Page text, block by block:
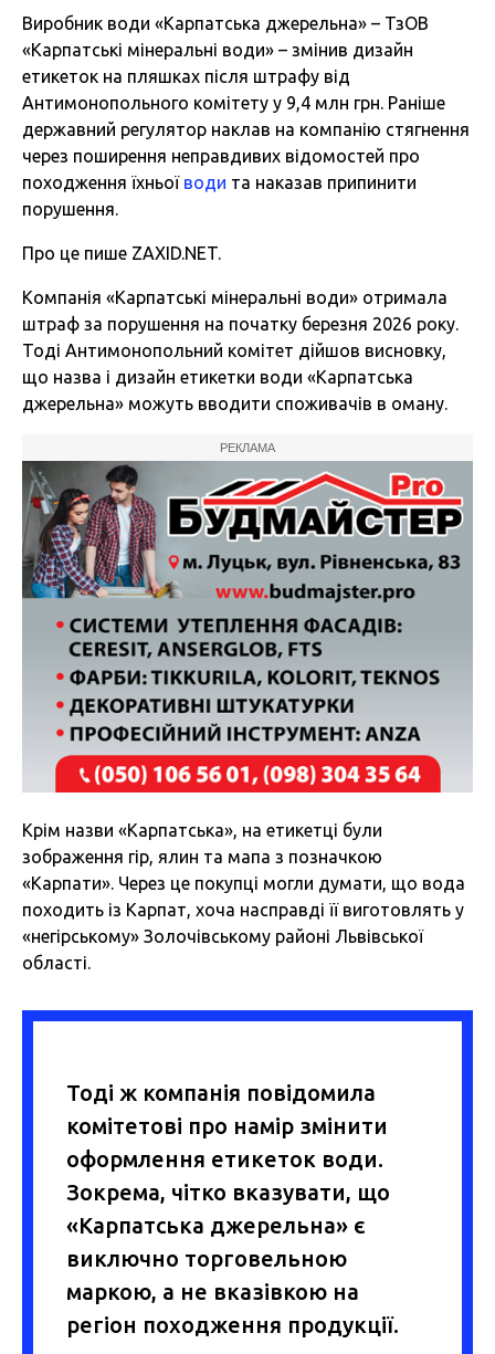
Виробник води «Карпатська джерельна» – ТзОВ
«Карпатські мінеральні води» – змінив дизайн
етикеток на пляшках після штрафу від
Антимонопольного комітету у 9,4 млн грн. Раніше
державний регулятор наклав на компанію стягнення
через поширення неправдивих відомостей про
походження їхньої води та наказав припинити
порушення.
Про це пише ZAXID.NET.
Компанія «Карпатські мінеральні води» отримала
штраф за порушення на початку березня 2026 року.
Тоді Антимонопольний комітет дійшов висновку,
що назва і дизайн етикетки води «Карпатська
джерельна» можуть вводити споживачів в оману.
РЕКЛАМА
Крім назви «Карпатська», на етикетці були
зображення гір, ялин та мапа з позначкою
«Карпати». Через це покупці могли думати, що вода
походить із Карпат, хоча насправді її виготовлять у
«негірському» Золочівському районі Львівської
області.
Тоді ж компанія повідомила
комітетові про намір змінити
оформлення етикеток води.
Зокрема, чітко вказувати, що
«Карпатська джерельна» є
виключно торговельною
маркою, а не вказівкою на
регіон походження продукції.